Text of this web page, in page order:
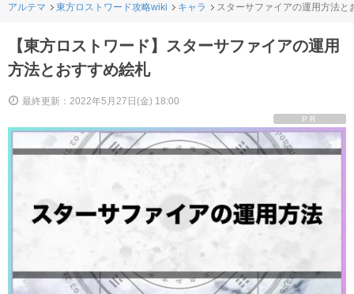
アルテマ 東方ロストワード攻略wiki キャラ スターサファイアの運用方法と
【東方ロストワード】スターサファイアの運用
方法とおすすめ絵札
最終更新：2022年5月27日(金) 18:00
PR